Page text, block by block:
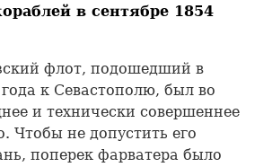
в сентябре 1854
флот, подошедший в
к Севастополю, был во
и технически совершеннее
Чтобы не допустить его
поперек фарватера было